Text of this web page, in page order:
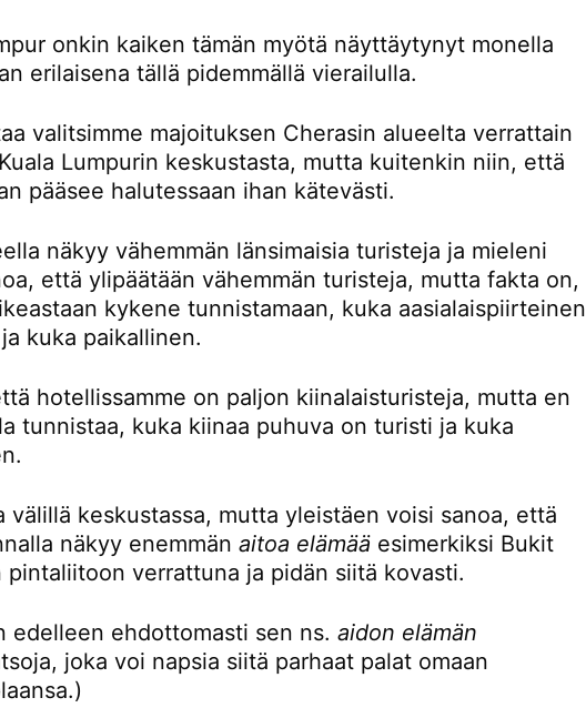
onkin kaiken tämän myötä näyttäytynyt monella
erilaisena tällä pidemmällä vierailulla.
valitsimme majoituksen Cherasin alueelta verrattain
Lumpurin keskustasta, mutta kuitenkin niin, että
pääsee halutessaan ihan kätevästi.
näkyy vähemmän länsimaisia turisteja ja mieleni
että ylipäätään vähemmän turisteja, mutta fakta on,
kykene tunnistamaan, kuka aasialaispiirteinen
kuka paikallinen.
hotellissamme on paljon kiinalaisturisteja, mutta en
tunnistaa, kuka kiinaa puhuva on turisti ja kuka
välillä keskustassa, mutta yleistäen voisi sanoa, että
näkyy enemmän aitoa elämää esimerkiksi Bukit
pintaliitoon verrattuna ja pidän siitä kovasti.
edelleen ehdottomasti sen ns. aidon elämän
joka voi napsia siitä parhaat palat omaan